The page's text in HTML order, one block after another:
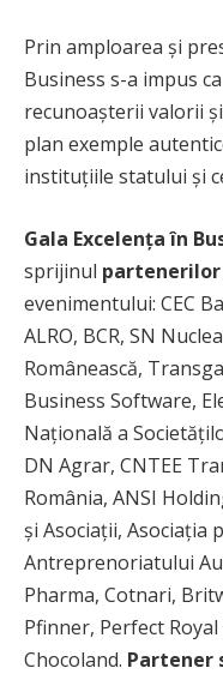
Prin amploarea și
Business s-a impus
recunoașterii valorii
plan exemple
instituțiile statului și
Gala Excelențaîn
sprijinul partenerilor
evenimentului: CEC
ALRO, BCR, SN
Românească,
Business Software,
Națională a
DN Agrar, CNTEE
România, ANSI
și Asociații, Asociația
Antreprenoriatului
Pharma, Cotnari,
Pfinner, Perfect Royal
Chocoland. Partener